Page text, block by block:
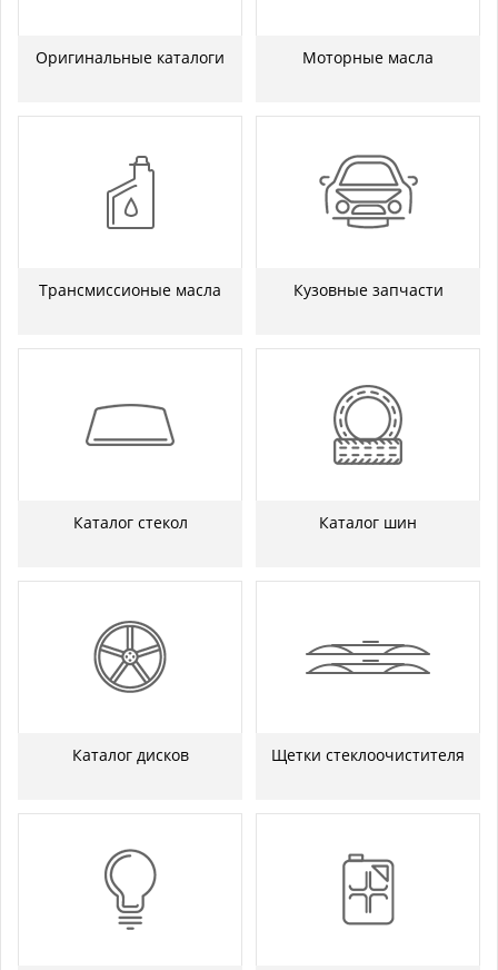
Оригинальные каталоги Моторные масла
Трансмиссионые масла Кузовные запчасти
Каталог стекол Каталог шин
Каталог дисков Щетки стеклоочистителя